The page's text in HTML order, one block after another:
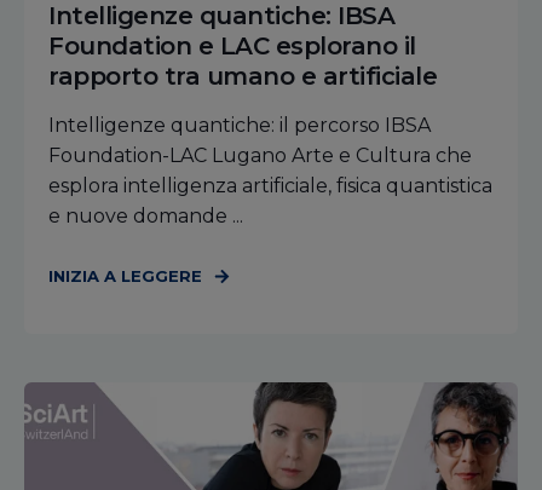
Intelligenze quantiche: IBSA
Foundation e LAC esplorano il
rapporto tra umano e artificiale
Intelligenze quantiche: il percorso IBSA
Foundation-LAC Lugano Arte e Cultura che
esplora intelligenza artificiale, fisica quantistica
e nuove domande ...
INIZIA A LEGGERE